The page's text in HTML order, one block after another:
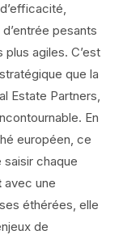
pesants
agiles. C’est
que la
Estate Partners,
En
européen, ce
chaque
avec une
éthérées, elle
de